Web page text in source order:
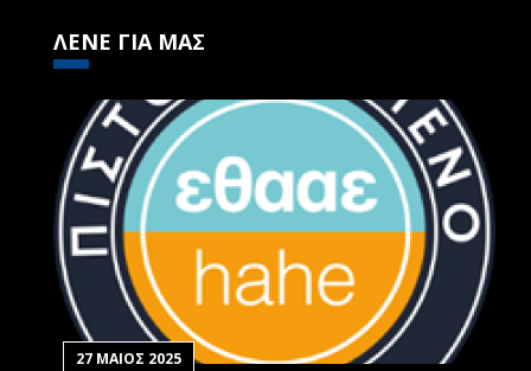
ΛΕΝΕ ΓΙΑ ΜΑΣ
27 ΜΑΙΟΣ 2025